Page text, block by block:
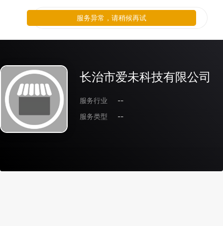
长治市爱未科技有限公司
服务行业
--
服务类型
--
服务异常，请稍候再试